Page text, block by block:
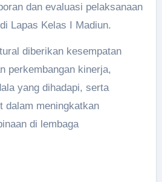
dan evaluasi pelaksanaan
Lapas Kelas I Madiun.
diberikan kesempatan
perkembangan kinerja,
yang dihadapi, serta
dalam meningkatkan
di lembaga